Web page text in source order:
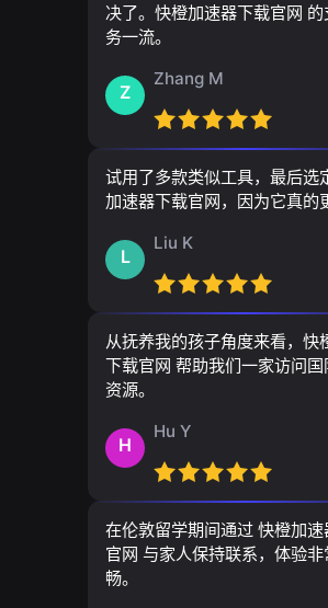
决了。快橙加速器下载官网
务一流。
Z
Zhang M
试用了多款类似工具，最后选
加速器下载官网，因为它真的
L
Liu K
从抚养我的孩子角度来看，快
下载官网 帮助我们一家访问国
资源。
H
Hu Y
在伦敦留学期间通过 快橙加速
官网 与家人保持联系，体验非
畅。